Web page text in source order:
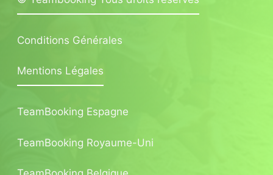
Conditions Générales
Mentions Légales
TeamBooking Espagne
TeamBooking Royaume-Uni